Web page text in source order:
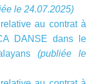
le 24.07.2025)
au contrat à
DANSE dans le
(publiée le